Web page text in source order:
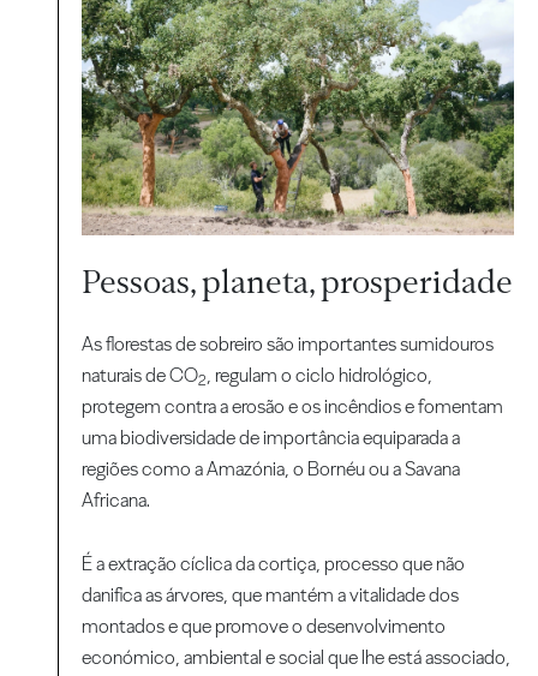
Pessoas, planeta, prosperidade
As florestas de sobreiro são importantes sumidouros
naturais de CO2, regulam o ciclo hidrológico,
protegem contra a erosão e os incêndios e fomentam
uma biodiversidade de importância equiparada a
regiões como a Amazónia, o Bornéu ou a Savana
Africana.
É a extração cíclica da cortiça, processo que não
danifica as árvores, que mantém a vitalidade dos
montados e que promove o desenvolvimento
económico, ambiental e social que lhe está associado,